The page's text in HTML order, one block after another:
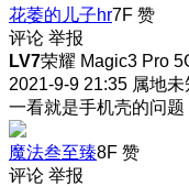
花萎的儿子hr7F 赞
评论 举报
LV7荣耀 Magic3 Pro
2021-9-9 21:35 属地未
一看就是手机壳的问
魔法叁至臻8F 赞
评论 举报